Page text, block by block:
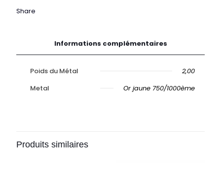
Share
Informations complémentaires
Poids du Métal
2,00
Metal
Or jaune 750/1000ème
Produits similaires